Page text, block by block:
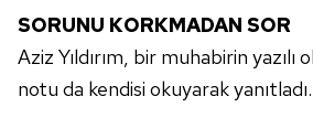
SORUNU KORKMADAN SOR
Aziz Yıldırım, bir muhabirin yazılı
notu da kendisi okuyarak yanıtladı.